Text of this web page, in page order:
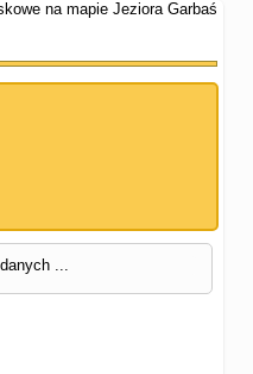
na mapie Jeziora Garbaś
...